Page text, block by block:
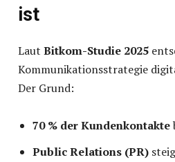
ist
Laut Bitkom-Studie 2025
Kommunikationsstrategie
Der Grund:
70 % der Kundenkontakte
Public Relations (PR)